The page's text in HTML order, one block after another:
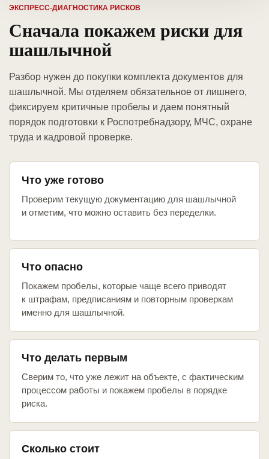
ЭКСПРЕСС-ДИАГНОСТИКА РИСКОВ
Сначала покажем риски для
шашлычной
Разбор нужен до покупки комплекта документов для
шашлычной. Мы отделяем обязательное от лишнего,
фиксируем критичные пробелы и даем понятный
порядок подготовки к Роспотребнадзору, МЧС, охране
труда и кадровой проверке.
Что уже готово
Проверим текущую документацию для шашлычной
и отметим, что можно оставить без переделки.
Что опасно
Покажем пробелы, которые чаще всего приводят
к штрафам, предписаниям и повторным проверкам
именно для шашлычной.
Что делать первым
Сверим то, что уже лежит на объекте, с фактическим
процессом работы и покажем пробелы в порядке
риска.
Сколько стоит